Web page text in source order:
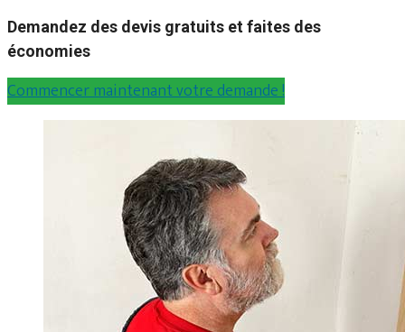
Demandez des devis gratuits et faites des
économies
Commencer maintenant votre demande !